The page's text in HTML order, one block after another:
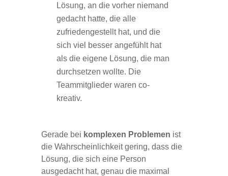
Lösung, an die vorher niemand
gedacht hatte, die alle
zufriedengestellt hat, und die
sich viel besser angefühlt hat
als die eigene Lösung, die man
durchsetzen wollte. Die
Teammitglieder waren co-
kreativ.
Gerade bei komplexen Problemen ist
die Wahrscheinlichkeit gering, dass die
Lösung, die sich eine Person
ausgedacht hat, genau die maximal